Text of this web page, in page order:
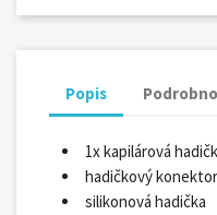
Popis
1x kapilárová
hadičkový konektor
silikonová hadička